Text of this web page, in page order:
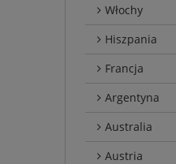
Włochy
Hiszpania
Francja
Argentyna
Australia
Austria